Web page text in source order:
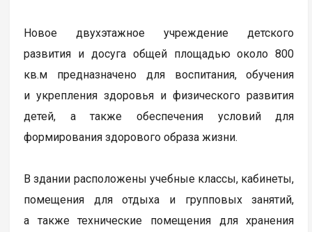
Новое двухэтажное учреждение детского
развития и досуга общей площадью около 800
кв.м предназначено для воспитания, обучения
и укрепления здоровья и физического развития
детей, а также обеспечения условий для
формирования здорового образа жизни.
В здании расположены учебные классы, кабинеты,
помещения для отдыха и групповых занятий,
а также технические помещения для хранения